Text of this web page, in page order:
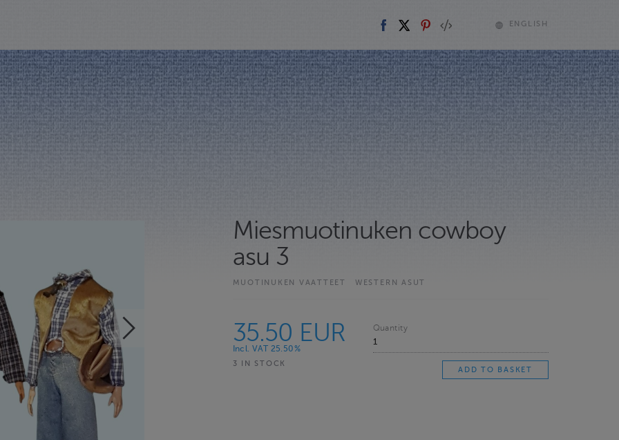
ENGLISH
Miesmuotinuken cowboy
asu 3
MUOTINUKEN VAATTEET WESTERN ASUT
35.50 EUR
Incl. VAT 25.50%
3 IN STOCK
Quantity